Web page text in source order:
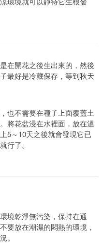
在開花之後生出來的，然後
最好是冷藏保存，等到秋天
也不需要在種子上面覆蓋土
將花盆浸在水裡面，放在溫
5～10天之後就會發現它已
行了。
境乾淨無污染，保持在通
要放在潮濕的悶熱的環境，
。